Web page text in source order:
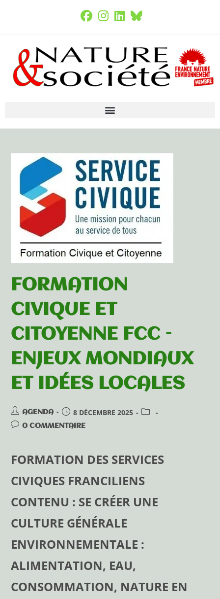
FORMATION
CIVIQUE ET
CITOYENNE FCC –
ENJEUX MONDIAUX
ET IDÉES LOCALES
AGENDA 8 DÉCEMBRE 2025
0 COMMENTAIRE
FORMATION DES SERVICES
CIVIQUES FRANCILIENS
CONTENU : SE CRÉER UNE
CULTURE GÉNÉRALE
ENVIRONNEMENTALE :
ALIMENTATION, EAU,
CONSOMMATION, NATURE EN